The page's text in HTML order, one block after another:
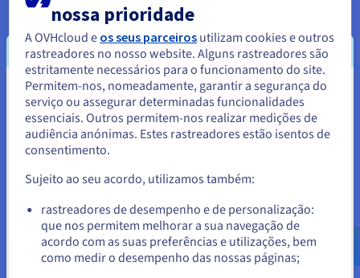
Criar um endereço de e-mail
personalizado com um nome de
domínio
Pesquisa em massa de domínios
Parece que está localizado em
Estados Unidos.
Para encomendar a partir de Estados Unidos, terá de consultar e
Aceder ao website do Estados Unidos
us.ovhcloud.com/
Inglês USD - $
ou
nossa prioridade
A OVHcloud e os seus parceiros utilizam cookies e outros
rastreadores no nosso website. Alguns rastreadores são
estritamente necessários para o funcionamento do site.
Permitem-nos, nomeadamente, garantir a segurança do
serviço ou assegurar determinadas funcionalidades
essenciais. Outros permitem-nos realizar medições de
audiência anónimas. Estes rastreadores estão isentos de
consentimento.
Sujeito ao seu acordo, utilizamos também:
rastreadores de desempenho e de personalização:
que nos permitem melhorar a sua navegação de
acordo com as suas preferências e utilizações, bem
como medir o desempenho das nossas páginas;